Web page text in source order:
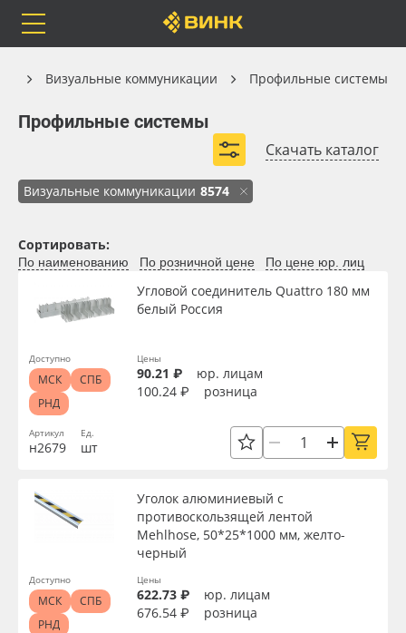
Каталог
Бренды
Доставка
Оплата
Сервис
Компания
Блог
Весь каталог
Самоклеящиеся плёнки
Листовые материалы
Чернила
Клей, скотчи и крепёж
Мобильные конструкции и POS-материалы
Профильные системы
Сублимация и термотрансфер
Светотехника
Визуальные коммуникации Профильные системы
Профильные системы
Скачать каталог
Визуальные коммуникации 8574
Каталог
Профильные системы
Профили для световых коробов
Багетные профили
Текстильный профиль
Клик-профили
Крепёж для профилей
Развернуть (2)
Вид
Ширина, мм
Высота, мм
Сортировать:
По наименованию По розничной цене По цене юр. лиц
Артикул
н2679
Угловой соединитель Quattro 180 мм
белый Россия
Ед.
шт
Цены
90.21 ₽
юр. лицам
100.24 ₽
розница
Доступно
МСК
СПБ
РНД
Уголок алюминиевый с
противоскользящей лентой
Mehlhose, 50*25*1000 мм, желто-
черный
Цены
622.73 ₽
юр. лицам
676.54 ₽
розница
Доступно
МСК
СПБ
РНД